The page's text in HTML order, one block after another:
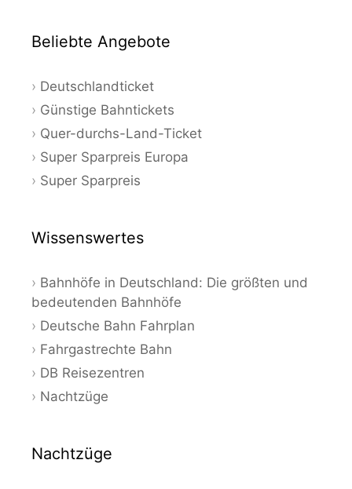
Beliebte Angebote
Deutschlandticket
Günstige Bahntickets
Quer-durchs-Land-Ticket
Super Sparpreis Europa
Super Sparpreis
Wissenswertes
Bahnhöfe in Deutschland: Die größten und
bedeutenden Bahnhöfe
Deutsche Bahn Fahrplan
Fahrgastrechte Bahn
DB Reisezentren
Nachtzüge
Nachtzüge